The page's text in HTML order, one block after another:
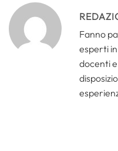
Fanno
esperti
docenti